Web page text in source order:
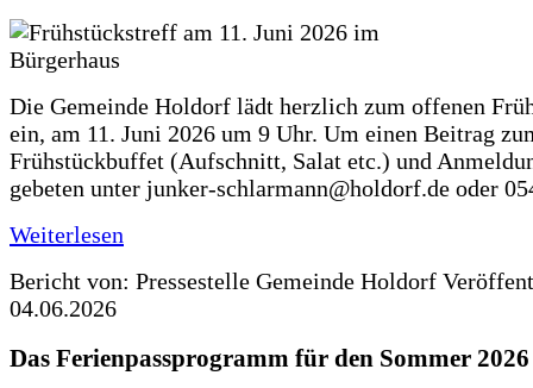
Die Gemeinde Holdorf lädt herzlich zum offenen
ein, am 11. Juni 2026 um 9 Uhr. Um einen Beitrag
Frühstückbuffet (Aufschnitt, Salat etc.) und
gebeten unter junker-schlarmann@holdorf.de oder
Weiterlesen
Bericht von: Pressestelle Gemeinde Holdorf
04.06.2026
Das Ferienpassprogramm für den Sommer